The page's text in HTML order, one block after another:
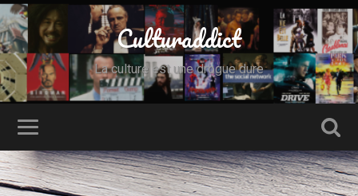
Culturaddict
La culture est une drogue dure